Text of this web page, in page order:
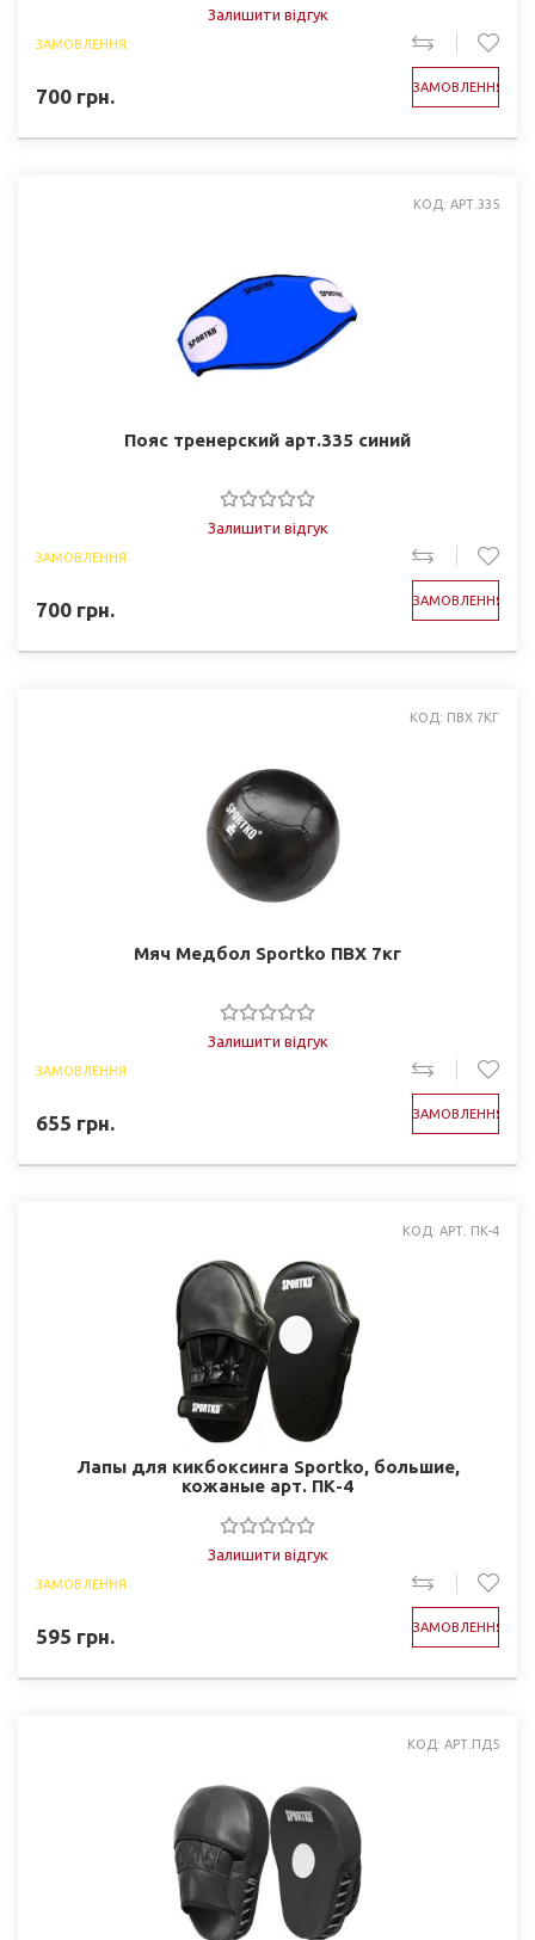
Залишити відгук
ЗАМОВЛЕННЯ
700 грн. ЗАМОВЛЕННЯ
КОД: АРТ.335
Пояс тренерский арт.335 синий
Залишити відгук
ЗАМОВЛЕННЯ
700 грн. ЗАМОВЛЕННЯ
КОД: ПВХ 7КГ
Мяч Медбол Sportko ПВХ 7кг
Залишити відгук
ЗАМОВЛЕННЯ
655 грн. ЗАМОВЛЕННЯ
КОД: АРТ. ПК-4
Лапы для кикбоксинга Sportko, большие,
кожаные арт. ПК-4
Залишити відгук
ЗАМОВЛЕННЯ
595 грн. ЗАМОВЛЕННЯ
КОД: АРТ.ПД5